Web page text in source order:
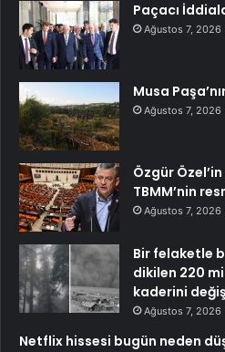
Paçacı
Ağustos 7, 2026
Musa
Ağustos 7, 2026
Özgür
TBMM’nin
Ağustos 7, 2026
Bir felaketle
dikilen 220
kaderini
Ağustos 7, 2026
Netflix hissesi bugün neden